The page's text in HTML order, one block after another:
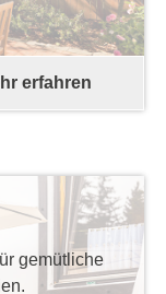
erfahren
gemütliche